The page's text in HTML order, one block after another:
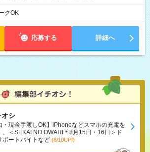
休憩1h) 土日祝含む週3日～OK、シフト制 ※もちろ
12日～9月9日※リスト
クOK
応募する 詳細へ
オシ
・現金手渡しOK】iPhoneなどスマホの充電を
、＜SEKAI NO OWARI＊8月15日・16日＞ド
ポートバイトなど (8/10UP!)